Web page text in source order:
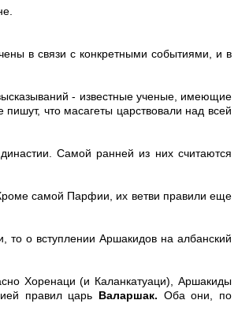
в связи с конкретными событиями, и в
- известные ученые, имеющие
что масагеты царствовали над всей
Самой ранней из них считаются
самой Парфии, их ветви правили еще
то о вступлении Аршакидов на албанский
Хоренаци (и Каланкатуаци), Аршакиды
правил царь Валаршак. Оба они, по